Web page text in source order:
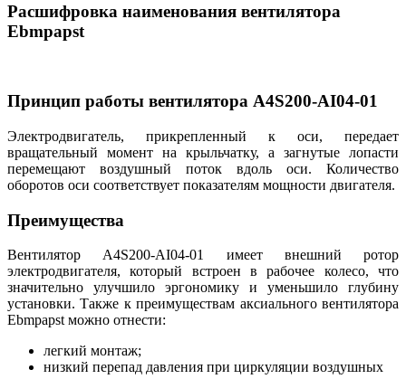
Расшифровка наименования вентилятора
Ebmpapst
Принцип работы вентилятора A4S200-AI04-01
Электродвигатель, прикрепленный к оси, передает
вращательный момент на крыльчатку, а загнутые лопасти
перемещают воздушный поток вдоль оси. Количество
оборотов оси соответствует показателям мощности двигателя.
Преимущества
Вентилятор A4S200-AI04-01 имеет внешний ротор
электродвигателя, который встроен в рабочее колесо, что
значительно улучшило эргономику и уменьшило глубину
установки. Также к преимуществам аксиального вентилятора
Ebmpapst можно отнести:
легкий монтаж;
низкий перепад давления при циркуляции воздушных